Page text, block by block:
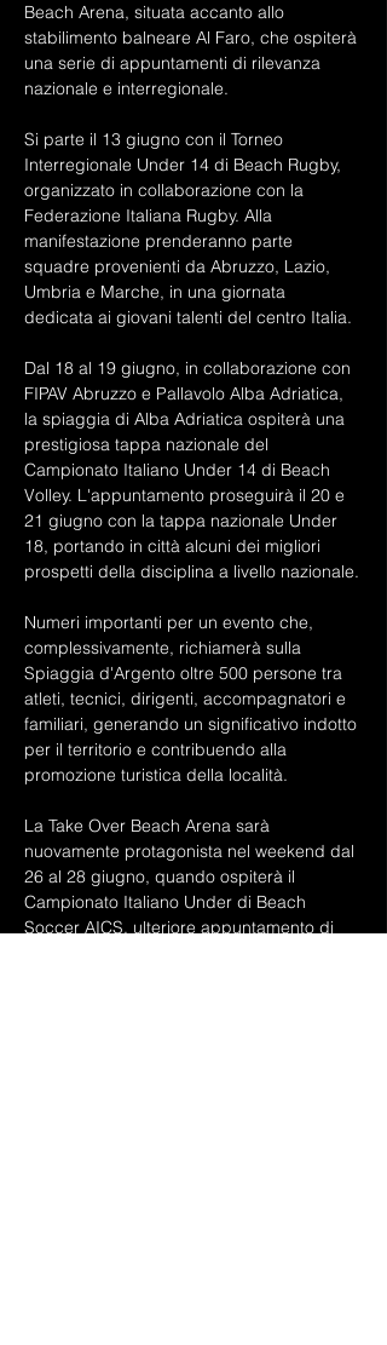
Beach Arena, situata accanto allo
stabilimento balneare Al Faro, che ospiterà
una serie di appuntamenti di rilevanza
nazionale e interregionale.
Si parte il 13 giugno con il Torneo
Interregionale Under 14 di Beach Rugby,
organizzato in collaborazione con la
Federazione Italiana Rugby. Alla
manifestazione prenderanno parte
squadre provenienti da Abruzzo, Lazio,
Umbria e Marche, in una giornata
dedicata ai giovani talenti del centro Italia.
Dal 18 al 19 giugno, in collaborazione con
FIPAV Abruzzo e Pallavolo Alba Adriatica,
la spiaggia di Alba Adriatica ospiterà una
prestigiosa tappa nazionale del
Campionato Italiano Under 14 di Beach
Volley. L'appuntamento proseguirà il 20 e
21 giugno con la tappa nazionale Under
18, portando in città alcuni dei migliori
prospetti della disciplina a livello nazionale.
Numeri importanti per un evento che,
complessivamente, richiamerà sulla
Spiaggia d'Argento oltre 500 persone tra
atleti, tecnici, dirigenti, accompagnatori e
familiari, generando un significativo indotto
per il territorio e contribuendo alla
promozione turistica della località.
La Take Over Beach Arena sarà
nuovamente protagonista nel weekend dal
26 al 28 giugno, quando ospiterà il
Campionato Italiano Under di Beach
Soccer AICS, ulteriore appuntamento di